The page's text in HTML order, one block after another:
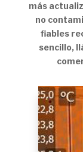
más
no
fiables
sencillo,